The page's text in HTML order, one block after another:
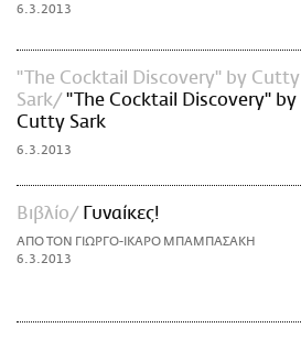
6.3.2013
"The Cocktail Discovery" by Cutty
Sark
"The Cocktail Discovery" by
Cutty Sark
6.3.2013
Βιβλίο Γυναίκες!
ΑΠΟ ΤΟΝ ΓΙΩΡΓΟ-ΙΚΑΡΟ ΜΠΑΜΠΑΣΑΚΗ
6.3.2013